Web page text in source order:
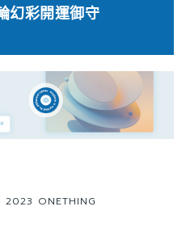
幻彩開運御守
2023 ONETHING